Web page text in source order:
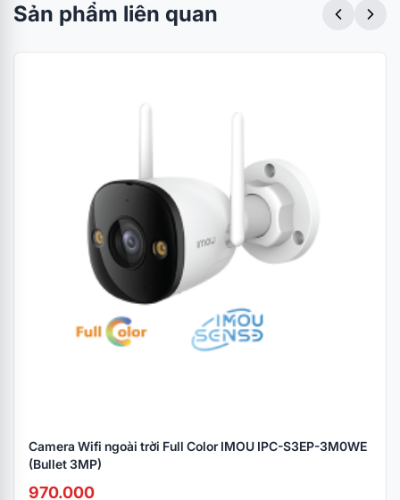
Sản phẩm liên quan
Camera Wifi ngoài trời Full Color IMOU IPC-S3EP-3M0WE
(Bullet 3MP)
970.000